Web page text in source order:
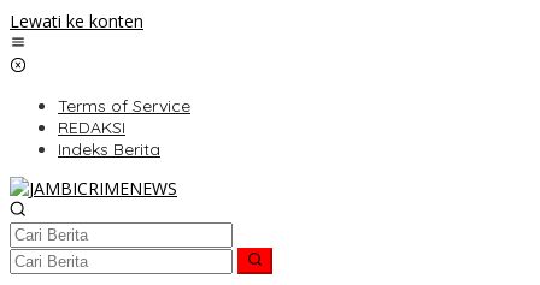
Lewati ke konten
Terms of Service
REDAKSI
Indeks Berita